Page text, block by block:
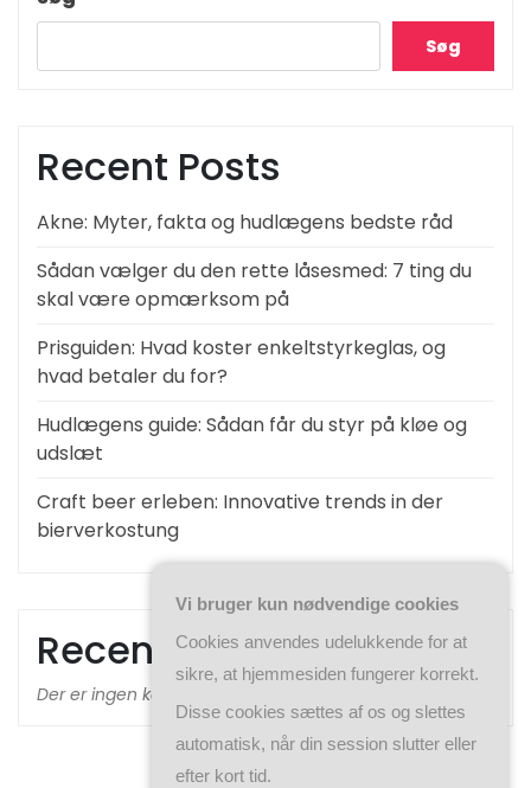
Søg
Recent Posts
Akne: Myter, fakta og hudlægens bedste råd
Sådan vælger du den rette låsesmed: 7 ting du
skal være opmærksom på
Prisguiden: Hvad koster enkeltstyrkeglas, og
hvad betaler du for?
Hudlægens guide: Sådan får du styr på kløe og
udslæt
Craft beer erleben: Innovative trends in der
bierverkostung
Recent Comments
Der er ingen kommentarer at vise.
Vi bruger kun nødvendige cookies
Cookies anvendes udelukkende for at
sikre, at hjemmesiden fungerer korrekt.
Disse cookies sættes af os og slettes
automatisk, når din session slutter eller
efter kort tid.